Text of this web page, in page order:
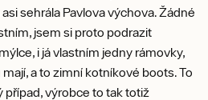
sehrála Pavlova výchova. Žádné
jsem si proto podrazit
i já vlastním jedny rámovky,
a to zimní kotníkové boots. To
případ, výrobce to tak totiž